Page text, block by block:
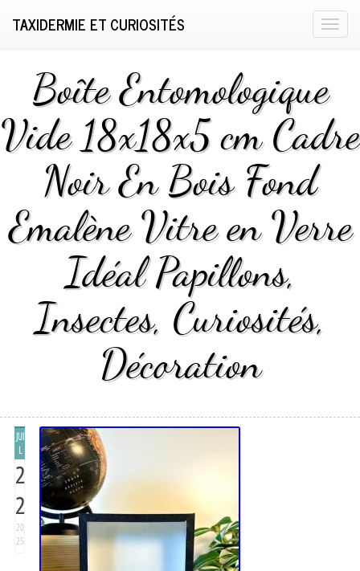
T
l
e
n
g
a
TAXIDERMIE ET CURIOSITÉS
Boîte Entomologique
Vide 18x18x5 cm Cadre
Noir En Bois Fond
Emalène Vitre en Verre
Idéal Papillons,
Insectes, Curiosités,
Décoration
JUI
L
2
2
20
25